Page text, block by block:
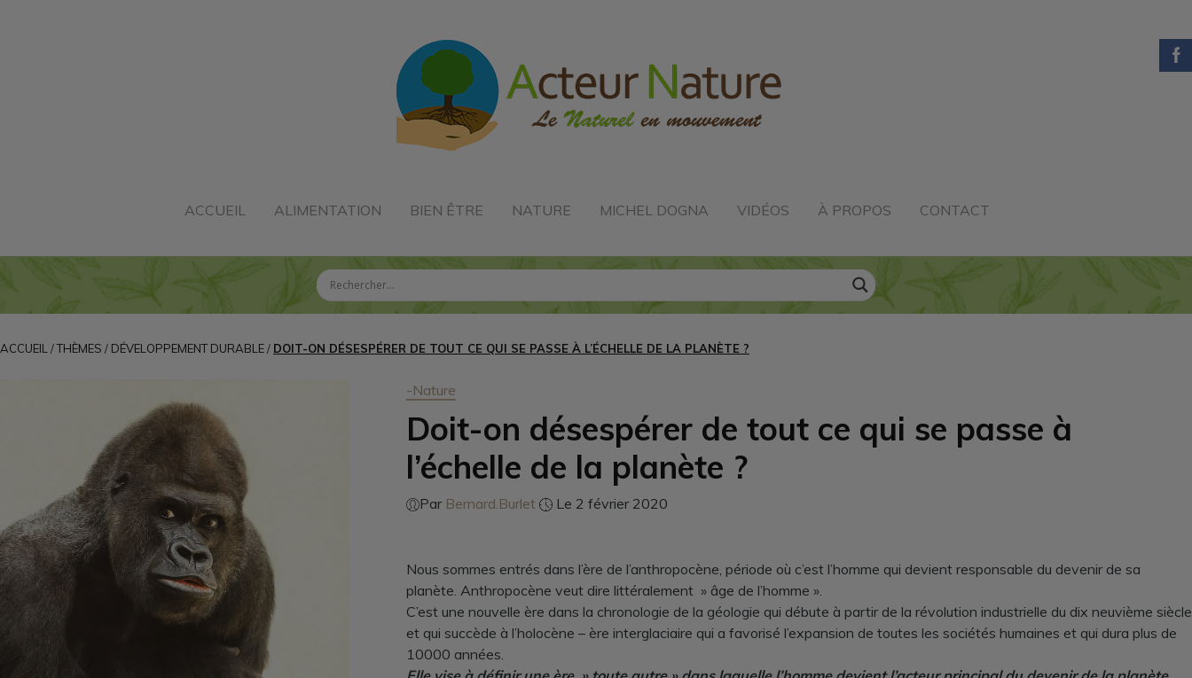
ACCUEIL ALIMENTATION BIEN ÊTRE NATURE MICHEL DOGNA VIDÉOS À PROPOS CONTACT
ACCUEIL /THÈMES / DÉVELOPPEMENT DURABLE/ DOIT-ON DÉSESPÉRER DE TOUT CE QUI SE PASSE À L’ÉCHELLE DE LA PLANÈTE ?
-Nature
Doit-on désespérer de tout ce qui se passe à
l’échelle de la planète ?
Par Bernard.Burlet Le 2 février 2020
Nous sommes entrés dans l’ère de l’anthropocène, période où c’est l’homme qui devient responsable du devenir de sa
planète. Anthropocène veut dire littéralement » âge de l’homme ».
C’est une nouvelle ère dans la chronologie de la géologie qui débute à partir de la révolution industrielle du dix neuvième siècle
et qui succède à l’holocène – ère interglaciaire qui a favorisé l’expansion de toutes les sociétés humaines et qui dura plus de
10000 années.